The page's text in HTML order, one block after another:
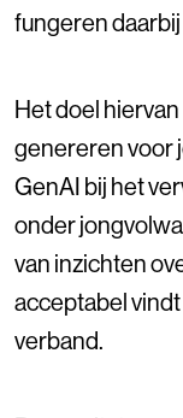
fungeren
Het doel
genereren voor
GenAI bij het
onder
van inzichten
acceptabel
verband.